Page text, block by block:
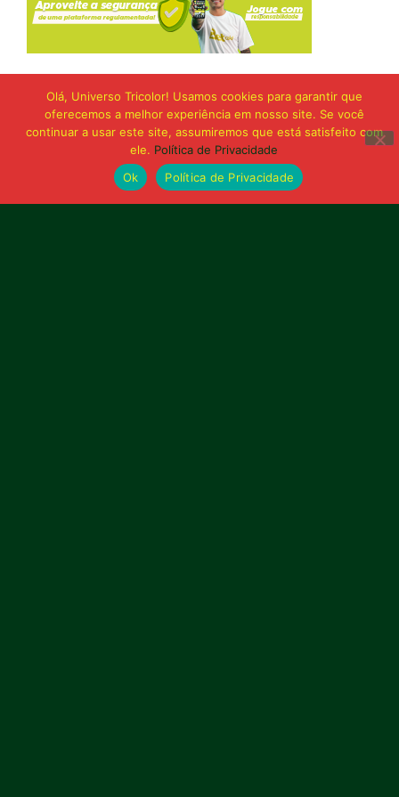
Olá, Universo Tricolor! Usamos cookies para garantir que
oferecemos a melhor experiência em nosso site. Se você
continuar a usar este site, assumiremos que está satisfeito com
ele. Política de Privacidade
Ok
Política de Privacidade